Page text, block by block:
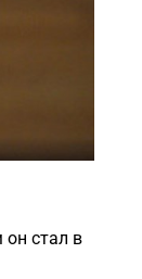
он стал в